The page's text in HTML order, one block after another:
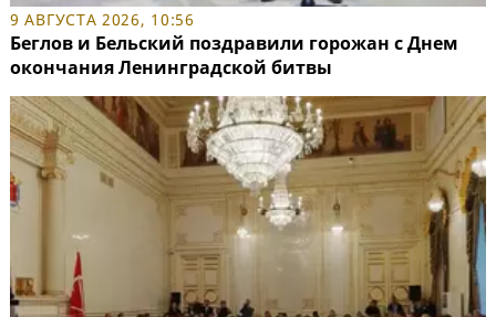
9 АВГУСТА 2026, 10:56
Беглов и Бельский поздравили горожан с Днем
окончания Ленинградской битвы